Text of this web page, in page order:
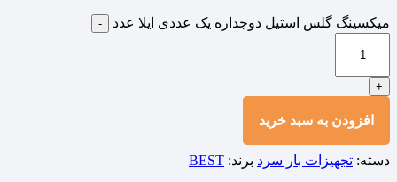
میکسینگ گلس استیل دوجداره یک عددی ایلا عدد -
+
افزودن به سبد خرید
دسته: تجهیزات بار سرد برند: BEST